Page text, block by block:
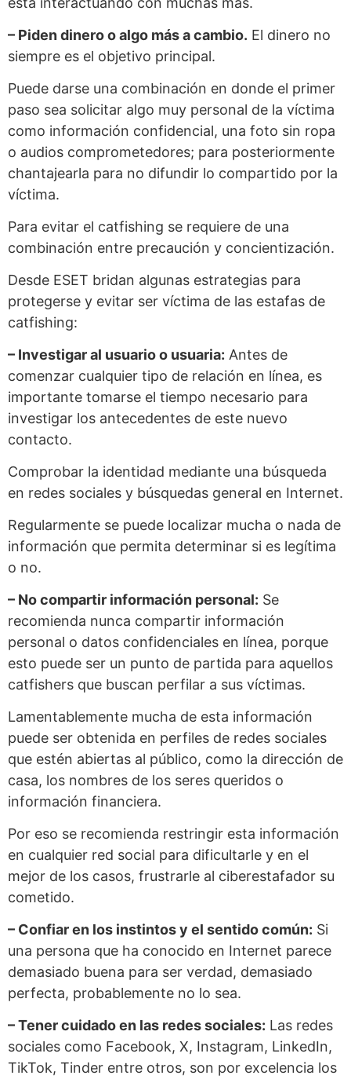
– Piden dinero o algo más a cambio. El dinero no
siempre es el objetivo principal.
Puede darse una combinación en donde el primer
paso sea solicitar algo muy personal de la víctima
como información confidencial, una foto sin ropa
o audios comprometedores; para posteriormente
chantajearla para no difundir lo compartido por la
víctima.
Para evitar el catfishing se requiere de una
combinación entre precaución y concientización.
Desde ESET bridan algunas estrategias para
protegerse y evitar ser víctima de las estafas de
catfishing:
– Investigar al usuario o usuaria: Antes de
comenzar cualquier tipo de relación en línea, es
importante tomarse el tiempo necesario para
investigar los antecedentes de este nuevo
contacto.
Comprobar la identidad mediante una búsqueda
en redes sociales y búsquedas general en Internet.
Regularmente se puede localizar mucha o nada de
información que permita determinar si es legítima
o no.
– No compartir información personal: Se
recomienda nunca compartir información
personal o datos confidenciales en línea, porque
esto puede ser un punto de partida para aquellos
catfishers que buscan perfilar a sus víctimas.
Lamentablemente mucha de esta información
puede ser obtenida en perfiles de redes sociales
que estén abiertas al público, como la dirección de
casa, los nombres de los seres queridos o
información financiera.
Por eso se recomienda restringir esta información
en cualquier red social para dificultarle y en el
mejor de los casos, frustrarle al ciberestafador su
cometido.
– Confiar en los instintos y el sentido común: Si
una persona que ha conocido en Internet parece
demasiado buena para ser verdad, demasiado
perfecta, probablemente no lo sea.
– Tener cuidado en las redes sociales: Las redes
sociales como Facebook, X, Instagram, LinkedIn,
TikTok, Tinder entre otros, son por excelencia los